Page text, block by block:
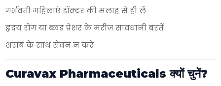
गर्भवती महिलाएं डॉक्टर की सलाह से ही लें
हृदय रोग या ब्लड प्रेशर के मरीज सावधानी बरतें
शराब के साथ सेवन न करें
Curavax Pharmaceuticals क्यों चुनें?